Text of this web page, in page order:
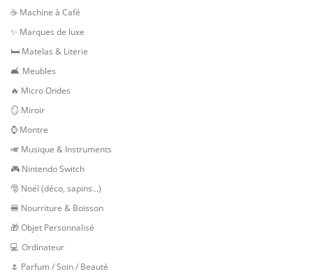
☕ Machine à Café
✨ Marques de luxe
🛏 Matelas & Literie
🛋 Meubles
🔥 Micro Ondes
🪞 Miroir
⌚ Montre
🎺 Musique & Instruments
🎮 Nintendo Switch
🎅 Noël (déco, sapins…)
🍔 Nourriture & Boisson
🎁 Objet Personnalisé
💻 Ordinateur
🌷 Parfum / Soin / Beauté